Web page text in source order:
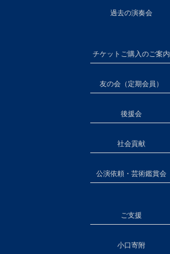
過去の演奏会
チケットご購入のご案内
友の会（定期会員）
後援会
社会貢献
公演依頼・芸術鑑賞会
ご支援
小口寄附